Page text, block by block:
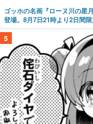
ゴッホの名画『ローヌ川の星
登場。8月7日21時より2日間
5